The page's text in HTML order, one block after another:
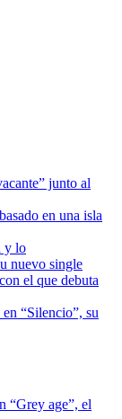
junto al
en una isla
y lo
nuevo single
el que debuta
“Silencio”, su
“Grey age”, el